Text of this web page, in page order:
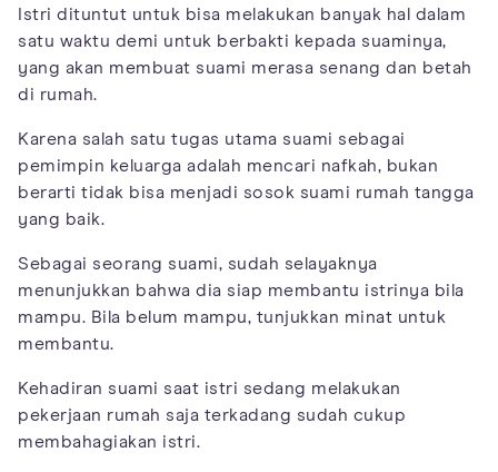
Istri dituntut untuk bisa melakukan banyak hal dalam
satu waktu demi untuk berbakti kepada suaminya,
yang akan membuat suami merasa senang dan betah
di rumah.
Karena salah satu tugas utama suami sebagai
pemimpin keluarga adalah mencari nafkah, bukan
berarti tidak bisa menjadi sosok suami rumah tangga
yang baik.
Sebagai seorang suami, sudah selayaknya
menunjukkan bahwa dia siap membantu istrinya bila
mampu. Bila belum mampu, tunjukkan minat untuk
membantu.
Kehadiran suami saat istri sedang melakukan
pekerjaan rumah saja terkadang sudah cukup
membahagiakan istri.